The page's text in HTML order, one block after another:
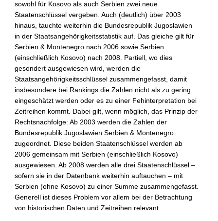
sowohl für Kosovo als auch Serbien zwei neue
Staatenschlüssel vergeben. Auch (deutlich) über 2003
hinaus, tauchte weiterhin die Bundesrepublik Jugoslawien
in der Staatsangehörigkeitsstatistik auf. Das gleiche gilt für
Serbien & Montenegro nach 2006 sowie Serbien
(einschließlich Kosovo) nach 2008. Partiell, wo dies
gesondert ausgewiesen wird, werden die
Staatsangehörigkeitsschlüssel zusammengefasst, damit
insbesondere bei Rankings die Zahlen nicht als zu gering
eingeschätzt werden oder es zu einer Fehinterpretation bei
Zeitreihen kommt. Dabei gilt, wenn möglich, das Prinzip der
Rechtsnachfolge: Ab 2003 werden die Zahlen der
Bundesrepublik Jugoslawien Serbien & Montenegro
zugeordnet. Diese beiden Staatenschlüssel werden ab
2006 gemeinsam mit Serbien (einschließlich Kosovo)
ausgewiesen. Ab 2008 werden alle drei Staatenschlüssel –
sofern sie in der Datenbank weiterhin auftauchen – mit
Serbien (ohne Kosovo) zu einer Summe zusammengefasst.
Generell ist dieses Problem vor allem bei der Betrachtung
von historischen Daten und Zeitreihen relevant.